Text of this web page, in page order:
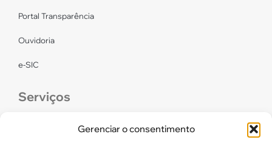
Gerenciar o consentimento
Portal Transparência
Ouvidoria
e-SIC
Serviços